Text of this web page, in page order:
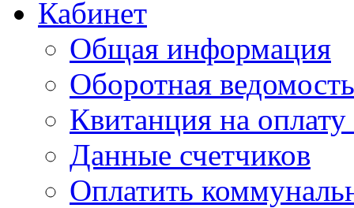
Кабинет
Общая информация
Оборотная ведомость
Квитанция на
Данные счетчиков
Оплатить